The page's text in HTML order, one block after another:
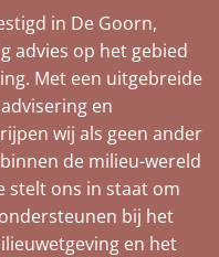
in De Goorn,
advies op het gebied
Met een uitgebreide
en
wij als geen ander
de milieu-wereld
stelt ons in staat om
bij het
en het